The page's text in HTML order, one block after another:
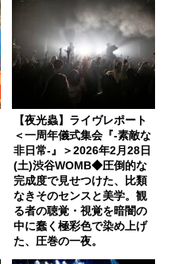
【夜光蟲】ライヴレポート
＜一周年儀式集会『‐素敵な
非日常‐』＞2026年2月28日
(土)渋谷WOMB◆圧倒的な
完成度で見せつけた、比類
なきそのセンスと美学。観
る者の聴覚・視覚を暗闇の
中に蠢く極彩色で染め上げ
た、圧巻の一夜。